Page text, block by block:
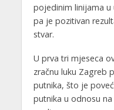
pojedinim linijama u
pa je pozitivan
stvar.
U prva tri mjeseca
zračnu luku Zagreb
putnika, što je
putnika u odnosu